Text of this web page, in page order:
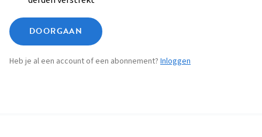
DOORGAAN
Heb je al een account of een abonnement? Inloggen